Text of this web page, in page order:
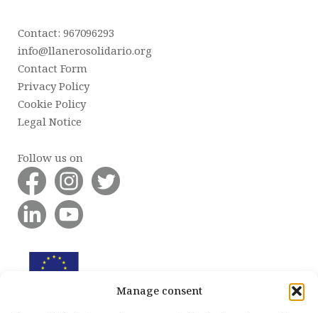
Manage consent
Contact: 967096293
info@llanerosolidario.org
Contact Form
Privacy Policy
Cookie Policy
Legal Notice
Follow us on